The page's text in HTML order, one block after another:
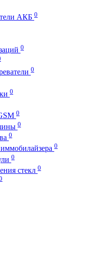
АКБ 0
0
0
0
0
0
0
0
0
стекл 0